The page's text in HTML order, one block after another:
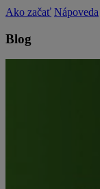
Ako začať Nápoveda
Blog